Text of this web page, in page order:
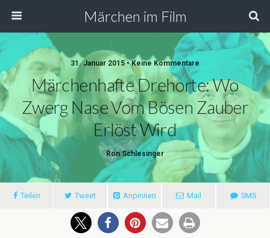
Märchen im Film
31. Januar 2015 • Keine Kommentare
Märchenhafte Drehorte: Wo
Zwerg Nase Vom Bösen Zauber
Erlöst Wird
Ron Schlesinger
Teilen Tweet Anpinnen Mail SMS